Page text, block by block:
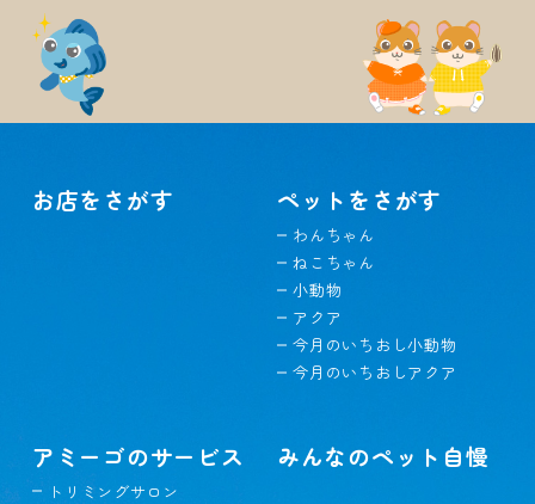
お店をさがす ペットをさがす
わんちゃん
ねこちゃん
小動物
アクア
今月のいちおし小動物
今月のいちおしアクア
アミーゴのサービス
トリミングサロン
みんなのペット自慢